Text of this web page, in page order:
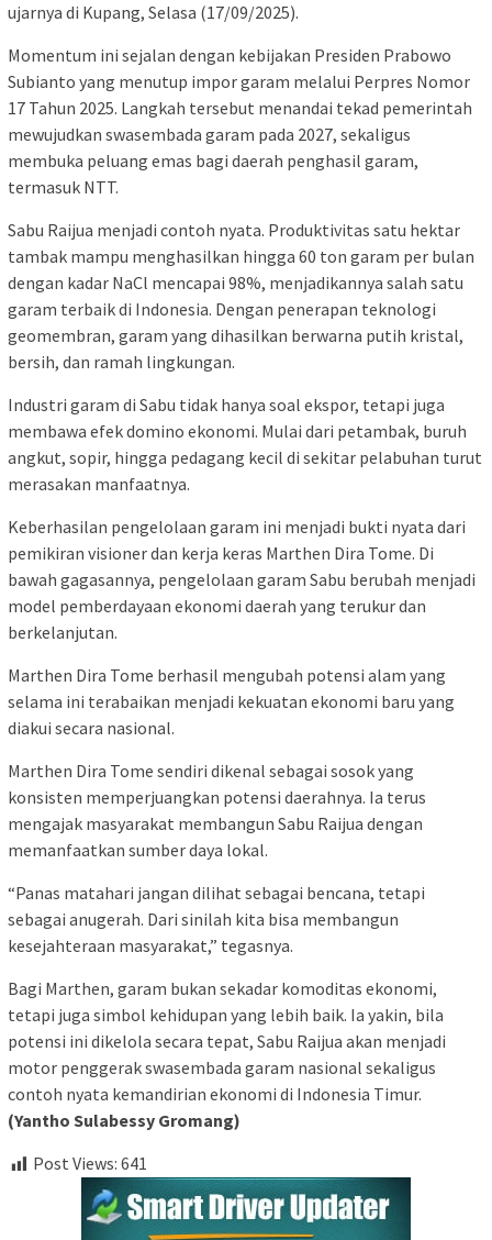
ujarnya di Kupang, Selasa (17/09/2025).
Momentum ini sejalan dengan kebijakan Presiden Prabowo
Subianto yang menutup impor garam melalui Perpres Nomor
17 Tahun 2025. Langkah tersebut menandai tekad pemerintah
mewujudkan swasembada garam pada 2027, sekaligus
membuka peluang emas bagi daerah penghasil garam,
termasuk NTT.
Sabu Raijua menjadi contoh nyata. Produktivitas satu hektar
tambak mampu menghasilkan hingga 60 ton garam per bulan
dengan kadar NaCl mencapai 98%, menjadikannya salah satu
garam terbaik di Indonesia. Dengan penerapan teknologi
geomembran, garam yang dihasilkan berwarna putih kristal,
bersih, dan ramah lingkungan.
Industri garam di Sabu tidak hanya soal ekspor, tetapi juga
membawa efek domino ekonomi. Mulai dari petambak, buruh
angkut, sopir, hingga pedagang kecil di sekitar pelabuhan turut
merasakan manfaatnya.
Keberhasilan pengelolaan garam ini menjadi bukti nyata dari
pemikiran visioner dan kerja keras Marthen Dira Tome. Di
bawah gagasannya, pengelolaan garam Sabu berubah menjadi
model pemberdayaan ekonomi daerah yang terukur dan
berkelanjutan.
Marthen Dira Tome berhasil mengubah potensi alam yang
selama ini terabaikan menjadi kekuatan ekonomi baru yang
diakui secara nasional.
Marthen Dira Tome sendiri dikenal sebagai sosok yang
konsisten memperjuangkan potensi daerahnya. Ia terus
mengajak masyarakat membangun Sabu Raijua dengan
memanfaatkan sumber daya lokal.
“Panas matahari jangan dilihat sebagai bencana, tetapi
sebagai anugerah. Dari sinilah kita bisa membangun
kesejahteraan masyarakat,” tegasnya.
Bagi Marthen, garam bukan sekadar komoditas ekonomi,
tetapi juga simbol kehidupan yang lebih baik. Ia yakin, bila
potensi ini dikelola secara tepat, Sabu Raijua akan menjadi
motor penggerak swasembada garam nasional sekaligus
contoh nyata kemandirian ekonomi di Indonesia Timur.
(Yantho Sulabessy Gromang)
Post Views: 641